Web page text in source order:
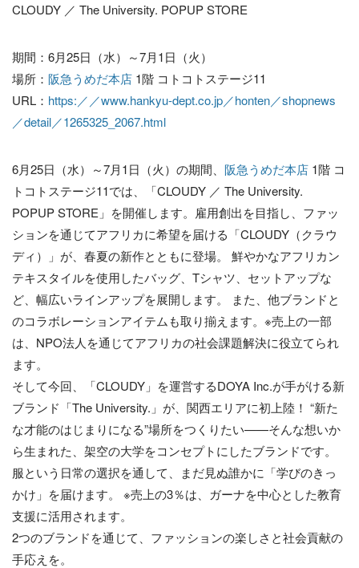
CLOUDY ／ The University. POPUP STORE
期間：6月25日（水）～7月1日（火）
場所： 阪急うめだ本店 1階 コトコトステージ11
URL： https:／／www.hankyu-dept.co.jp／honten／shopnews
／detail／1265325_2067.html
6月25日（水）～7月1日（火）の期間、 阪急うめだ本店 1階 コ
トコトステージ11では、「CLOUDY ／ The University.
POPUP STORE」を開催します。雇用創出を目指し、ファッ
ションを通じてアフリカに希望を届ける「CLOUDY（クラウ
ディ）」が、春夏の新作とともに登場。 鮮やかなアフリカン
テキスタイルを使用したバッグ、Tシャツ、セットアップな
ど、幅広いラインアップを展開します。 また、他ブランドと
のコラボレーションアイテムも取り揃えます。※売上の一部
は、NPO法人を通じてアフリカの社会課題解決に役立てられ
ます。
そして今回、「CLOUDY」を運営するDOYA Inc.が手がける新
ブランド「The University.」が、関西エリアに初上陸！ “新た
な才能のはじまりになる”場所をつくりたい——そんな想いか
ら生まれた、架空の大学をコンセプトにしたブランドです。
服という日常の選択を通して、まだ見ぬ誰かに「学びのきっ
かけ」を届けます。 ※売上の3％は、ガーナを中心とした教育
支援に活用されます。
2つのブランドを通じて、ファッションの楽しさと社会貢献の
手応えを。